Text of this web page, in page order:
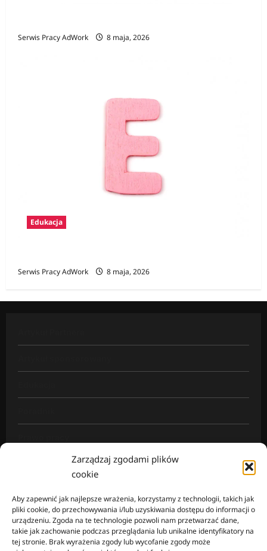
Zarządzaj zgodami plików
cookie
Aby zapewnić jak najlepsze wrażenia, korzystamy z technologii, takich jak
pliki cookie, do przechowywania i/lub uzyskiwania dostępu do informacji o
urządzeniu. Zgoda na te technologie pozwoli nam przetwarzać dane,
takie jak zachowanie podczas przeglądania lub unikalne identyfikatory na
tej stronie. Brak wyrażenia zgody lub wycofanie zgody może
Serwis Pracy AdWork 8 maja, 2026
Edukacja
Serwis Pracy AdWork 8 maja, 2026
Mapa strony